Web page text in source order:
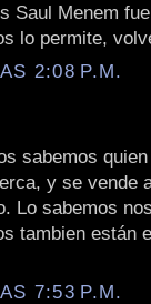
Saul Menem
lo permite,
2:08 P.M.
sabemos
y se vende
Lo sabemos
tambien están
7:53 P.M.